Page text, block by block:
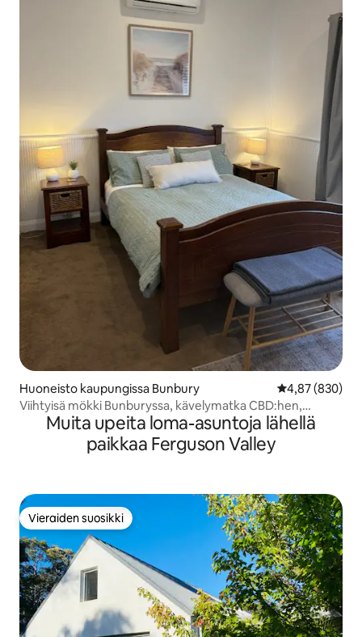
Huoneisto kaupungissa Bunbury
4,87 (830)
Viihtyisä mökki Bunburyssa, kävelymatka CBD:hen,
lahteen ja merelle
Muita upeita loma-asuntoja lähellä
paikkaa Ferguson Valley
Vieraiden suosikki
Vieraiden suosikki